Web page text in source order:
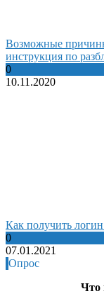
Возможные
инструкция по
0
10.11.2020
Как получить
0
07.01.2021
Опрос
Что